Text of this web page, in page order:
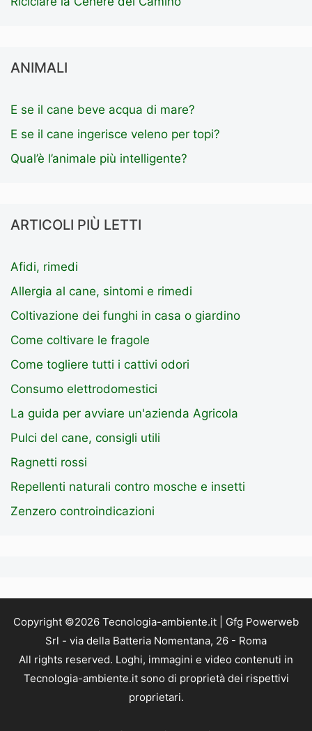
ANIMALI
E se il cane beve acqua di mare?
E se il cane ingerisce veleno per topi?
Qual’è l’animale più intelligente?
ARTICOLI PIÙ LETTI
Afidi, rimedi
Allergia al cane, sintomi e rimedi
Coltivazione dei funghi in casa o giardino
Come coltivare le fragole
Come togliere tutti i cattivi odori
Consumo elettrodomestici
La guida per avviare un'azienda Agricola
Pulci del cane, consigli utili
Ragnetti rossi
Repellenti naturali contro mosche e insetti
Zenzero controindicazioni
Copyright ©2026 Tecnologia-ambiente.it | Gfg Powerweb
Srl - via della Batteria Nomentana, 26 - Roma
All rights reserved. Loghi, immagini e video contenuti in
Tecnologia-ambiente.it sono di proprietà dei rispettivi
proprietari.